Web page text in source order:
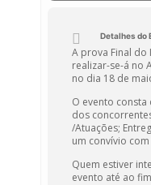
Detalhes do
A prova Final do
realizar-se-á no
no dia 18 de
O evento
dos
/Atuações;
um convívio
Quem estiver
evento até ao